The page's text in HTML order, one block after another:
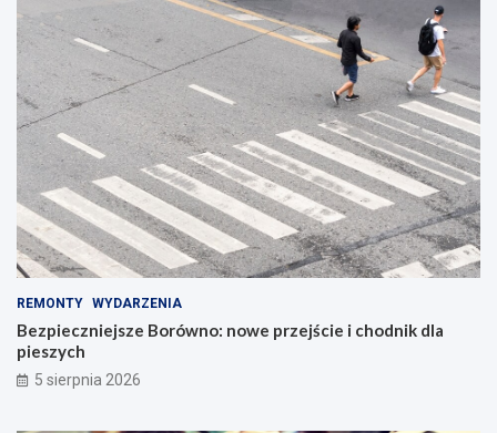
REMONTY WYDARZENIA
Bezpieczniejsze Borówno: nowe przejście i chodnik dla
pieszych
5 sierpnia 2026